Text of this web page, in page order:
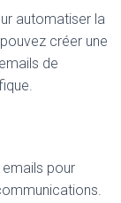
automatiser la
créer une
de
pour